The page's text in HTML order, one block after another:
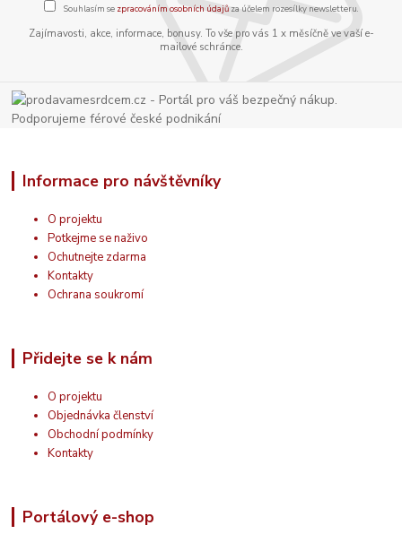
Souhlasím se zpracováním osobních údajůza účelem rozesílky newsletteru.
Zajímavosti, akce, informace, bonusy. To vše pro vás 1 x měsíčně ve vaší e-
mailové schránce.
Informace pro návštěvníky
O projektu
Potkejme se naživo
Ochutnejte zdarma
Kontakty
Ochrana soukromí
Přidejte se k nám
O projektu
Objednávka členství
Obchodní podmínky
Kontakty
Portálový e-shop